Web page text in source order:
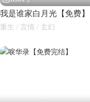
我是谁家白月光【免费】
重生 / 言情 / 玄幻